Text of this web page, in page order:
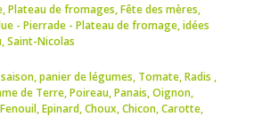
,Plateau de fromages,Fête des mères,
- Pierrade - Plateau de fromage,idées
,Saint-Nicolas
,panier de légumes, Tomate,Radis ,
de Terre,Poireau,Panais,Oignon,
Fenouil,Epinard,Choux,Chicon,Carotte,